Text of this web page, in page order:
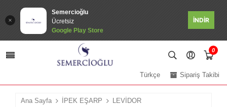
Semercioğlu
Ücretsiz
Google Play Store
İNDİR
0
Sipariş Takibi
Türkçe
Ana Sayfa İPEK EŞARP LEVİDOR